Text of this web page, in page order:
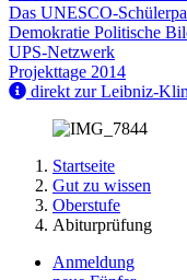
Das UNESCO-
Demokratie Politische
UPS-Netzwerk
Projekttage 2014
direkt zur Leibniz-
Startseite
Gut zu wissen
Oberstufe
Abiturprüfung
Anmeldung